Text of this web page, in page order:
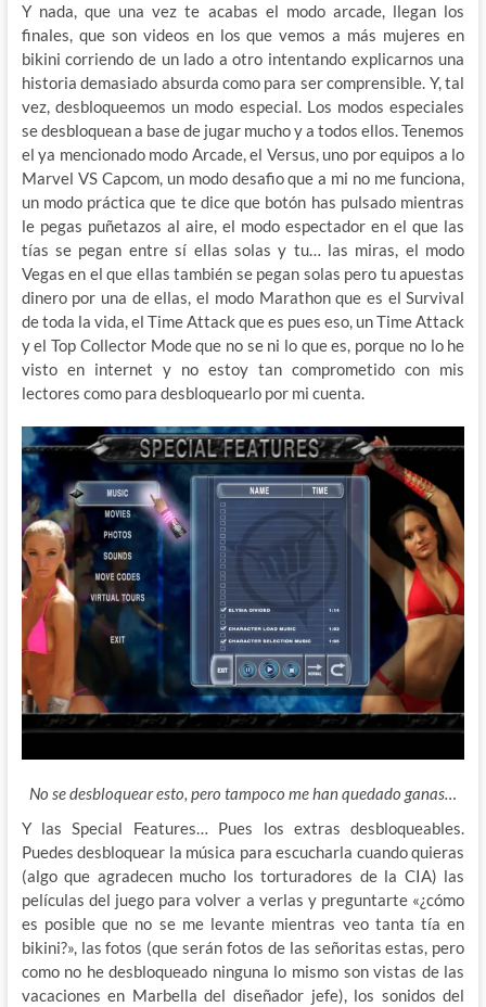
Y nada, que una vez te acabas el modo arcade, llegan los
finales, que son videos en los que vemos a más mujeres en
bikini corriendo de un lado a otro intentando explicarnos una
historia demasiado absurda como para ser comprensible. Y, tal
vez, desbloqueemos un modo especial. Los modos especiales
se desbloquean a base de jugar mucho y a todos ellos. Tenemos
el ya mencionado modo Arcade, el Versus, uno por equipos a lo
Marvel VS Capcom, un modo desafio que a mi no me funciona,
un modo práctica que te dice que botón has pulsado mientras
le pegas puñetazos al aire, el modo espectador en el que las
tías se pegan entre sí ellas solas y tu… las miras, el modo
Vegas en el que ellas también se pegan solas pero tu apuestas
dinero por una de ellas, el modo Marathon que es el Survival
de toda la vida, el Time Attack que es pues eso, un Time Attack
y el Top Collector Mode que no se ni lo que es, porque no lo he
visto en internet y no estoy tan comprometido con mis
lectores como para desbloquearlo por mi cuenta.
No se desbloquear esto, pero tampoco me han quedado ganas…
Y las Special Features… Pues los extras desbloqueables.
Puedes desbloquear la música para escucharla cuando quieras
(algo que agradecen mucho los torturadores de la CIA) las
películas del juego para volver a verlas y preguntarte «¿cómo
es posible que no se me levante mientras veo tanta tía en
bikini?», las fotos (que serán fotos de las señoritas estas, pero
como no he desbloqueado ninguna lo mismo son vistas de las
vacaciones en Marbella del diseñador jefe), los sonidos del